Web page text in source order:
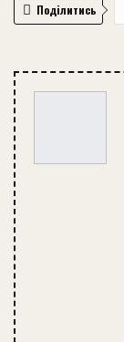
Поділитись